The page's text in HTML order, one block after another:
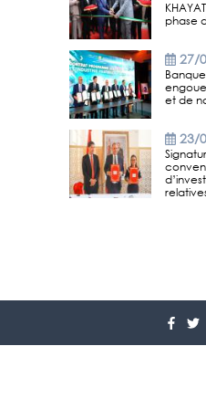
phase
27/
et de
23/